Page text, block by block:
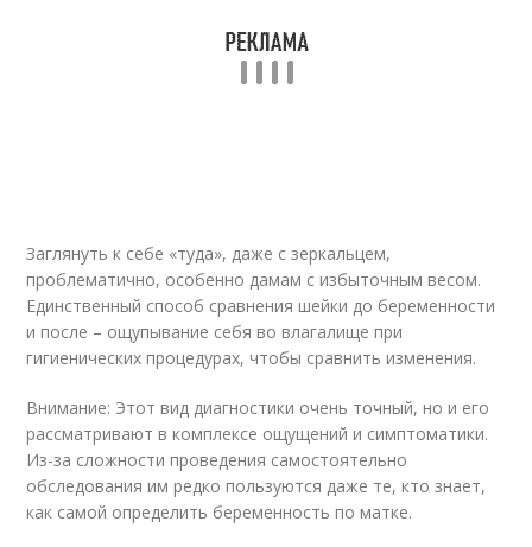
Заглянуть к себе «туда», даже с зеркальцем,
проблематично, особенно дамам с избыточным весом.
Единственный способ сравнения шейки до беременности
и после – ощупывание себя во влагалище при
гигиенических процедурах, чтобы сравнить изменения.
Внимание: Этот вид диагностики очень точный, но и его
рассматривают в комплексе ощущений и симптоматики.
Из-за сложности проведения самостоятельно
обследования им редко пользуются даже те, кто знает,
как самой определить беременность по матке.